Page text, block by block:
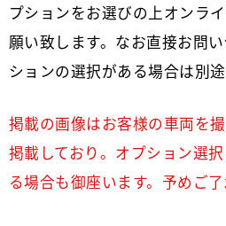
プションをお選びの上オンラ
願い致します。なお直接お問
ションの選択がある場合は別
掲載の画像はお客様の車両を
掲載しており。オプション選
る場合も御座います。予めご了